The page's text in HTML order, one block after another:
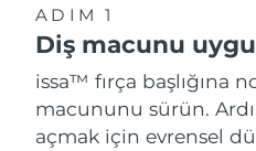
ADIM 1
Diş macunu
issa™ fırça başlığına
macununu sürün.
açmak için evrensel